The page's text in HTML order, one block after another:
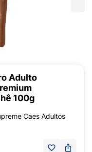
Adulto
100g
Caes Adultos